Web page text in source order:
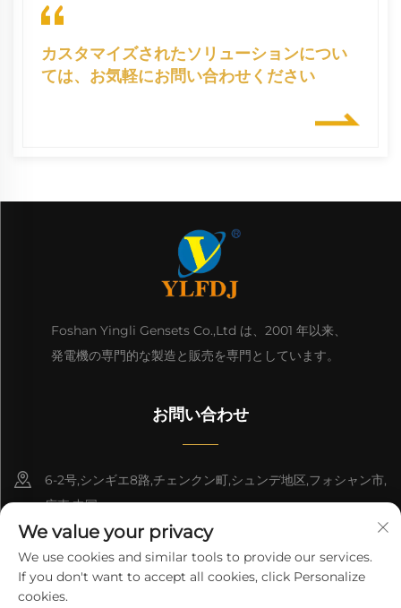
カスタマイズされたソリューションについ
ては、お気軽にお問い合わせください
Foshan Yingli Gensets Co.,Ltd は、2001 年以来、
発電機の専門的な製造と販売を専門としています。
お問い合わせ
6-2号,シンギエ8路,チェンクン町,シュンデ地区,フォシャン市,
広東,中国
8618676517177
[email protected]
We value your privacy
We use cookies and similar tools to provide our services.
If you don't want to accept all cookies, click Personalize
cookies.